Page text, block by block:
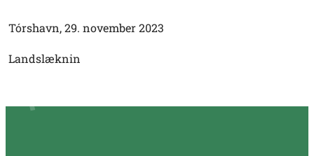
Tórshavn, 29. november 2023
Landslæknin